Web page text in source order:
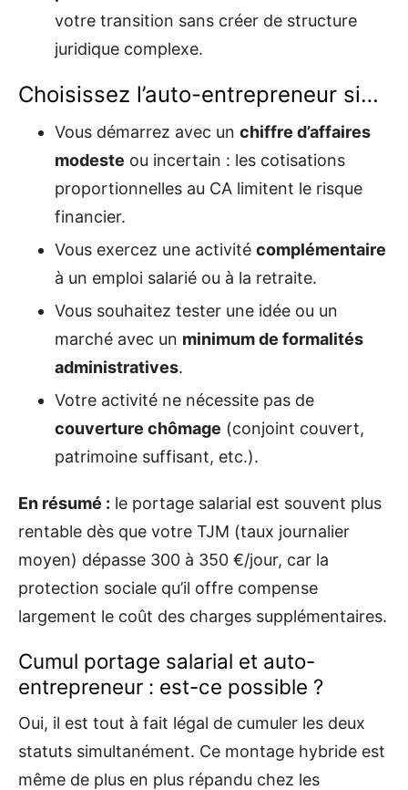
votre transition sans créer de structure
juridique complexe.
Choisissez l’auto-entrepreneur si…
Vous démarrez avec un chiffre d’affaires
modeste ou incertain : les cotisations
proportionnelles au CA limitent le risque
financier.
Vous exercez une activité complémentaire
à un emploi salarié ou à la retraite.
Vous souhaitez tester une idée ou un
marché avec un minimum de formalités
administratives.
Votre activité ne nécessite pas de
couverture chômage (conjoint couvert,
patrimoine suffisant, etc.).
En résumé : le portage salarial est souvent plus
rentable dès que votre TJM (taux journalier
moyen) dépasse 300 à 350 €/jour, car la
protection sociale qu’il offre compense
largement le coût des charges supplémentaires.
Cumul portage salarial et auto-
entrepreneur : est-ce possible ?
Oui, il est tout à fait légal de cumuler les deux
statuts simultanément. Ce montage hybride est
même de plus en plus répandu chez les